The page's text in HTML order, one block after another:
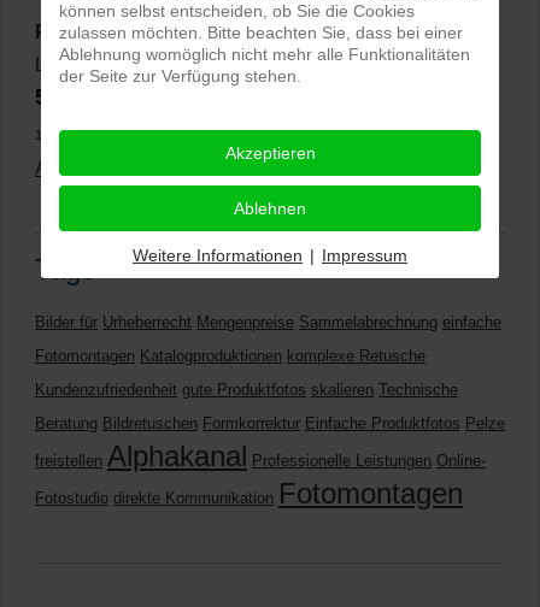
PRO-ducto GmbH , Fotografie und Bildbearbeitung in
Lichtenau
5,0
11.01.2026)
Alle Rezensionen ansehen
Tags
Bilder für Urheberrecht Mengenpreise Sammelabrechnung einfache
Fotomontagen Katalogproduktionen komplexe Retusche
Kundenzufriedenheit gute Produktfotos skalieren Technische
Beratung Bildretuschen Formkorrektur Einfache Produktfotos Pelze
freistellen Alphakanal Professionelle Leistungen Online-
Fotostudio direkte Kommunikation Fotomontagen
können selbst entscheiden, ob Sie die Cookies
zulassen möchten. Bitte beachten Sie, dass bei einer
Ablehnung womöglich nicht mehr alle Funktionalitäten
der Seite zur Verfügung stehen.
Akzeptieren
Ablehnen
Weitere Informationen | Impressum